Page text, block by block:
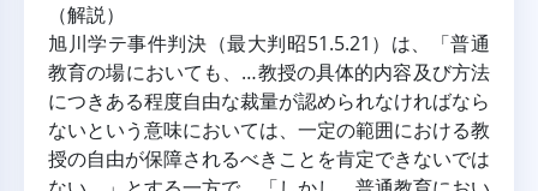
（解説）
旭川学テ事件判決（最大判昭51.5.21）は、「普通
教育の場においても、…教授の具体的内容及び方法
につきある程度自由な裁量が認められなければなら
ないという意味においては、一定の範囲における教
授の自由が保障されるべきことを肯定できないでは